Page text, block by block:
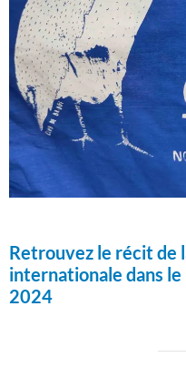
Retrouvez le récit de
internationale dans
2024